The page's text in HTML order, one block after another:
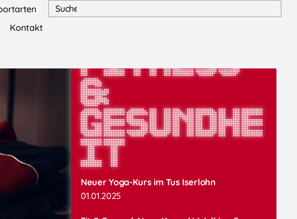
Kontakt
Fitness
&
Gesundhe
it
Neuer Yoga-Kurs im Tus Iserlohn
01.01.2025